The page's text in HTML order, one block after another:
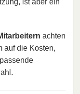
ist aber ein
achten
auf die Kosten,